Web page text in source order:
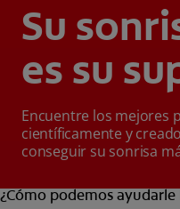
Su
es su
Encuentre los mejores
científicamente y
conseguir su sonrisa
¿Cómo podemos ayudarle